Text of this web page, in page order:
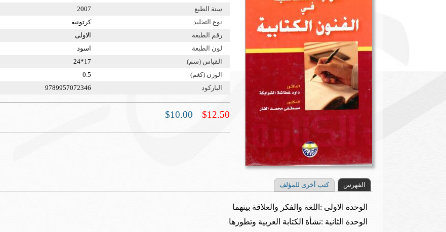
سنة الطبع
2007
نوع التجليد
كرتونية
رقم الطبعة
الاولى
لون الطبعة
اسود
القياس (سم)
17*24
الوزن (كغم)
0.5
الباركود
9789957072346
$12.50
$10.00
الفهرس كتب أخرى للمؤلف
الوحدة الاولى :اللغة والفكر والعلاقة بينهما
الوحدة الثانية :نشأة الكتابة العربية وتطورها